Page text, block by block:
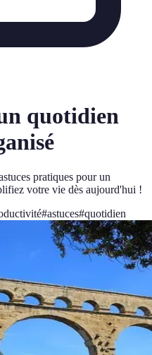
quotidien
pratiques pour un
votre vie dès aujourd'hui !
#astuces#quotidien